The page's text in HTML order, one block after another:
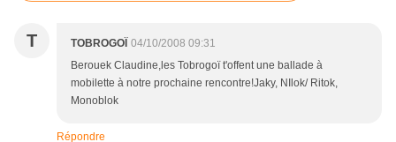
T TOBROGOÏ 04/10/2008 09:31
Berouek Claudine,les Tobrogoï t'offent une ballade à
mobilette à notre prochaine rencontre!Jaky, NIlok/ Ritok,
Monoblok
Répondre